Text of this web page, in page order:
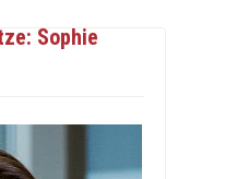
Sophie